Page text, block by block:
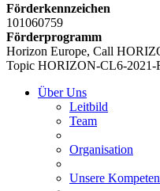
Förderkennzeichen
101060759
Förderprogramm
Horizon Europe, Call
Topic HORIZON-CL6-
Über Uns
Leitbild
Team
Organisation
Unsere